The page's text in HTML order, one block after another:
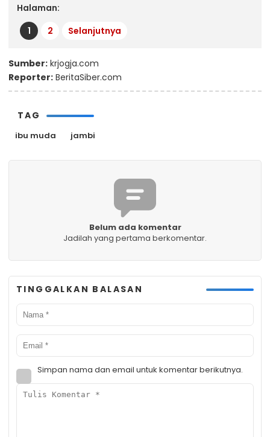
Halaman:
1
2 Selanjutnya
Sumber: krjogja.com
Reporter: BeritaSiber.com
TAG
ibu muda jambi
Belum ada komentar
Jadilah yang pertama berkomentar.
TINGGALKAN BALASAN
Simpan nama dan email untuk komentar berikutnya.